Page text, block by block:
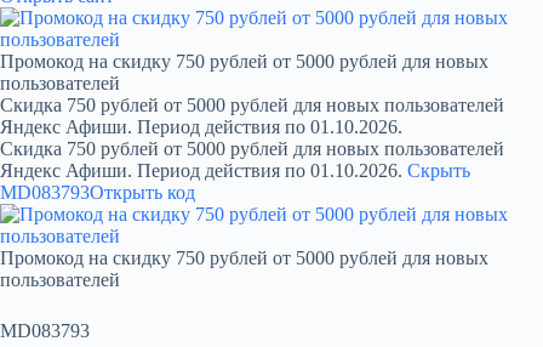
Промокод на скидку 750 рублей от 5000 рублей для новых
пользователей
Скидка 750 рублей от 5000 рублей для новых пользователей
Яндекс Афиши. Период действия по 01.10.2026.
Скидка 750 рублей от 5000 рублей для новых пользователей
Яндекс Афиши. Период действия по 01.10.2026. Скрыть
MD083793Открыть код
Промокод на скидку 750 рублей от 5000 рублей для новых
пользователей
MD083793